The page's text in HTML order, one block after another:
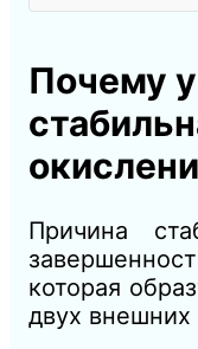
Почему
Причина
которая
двух внешних